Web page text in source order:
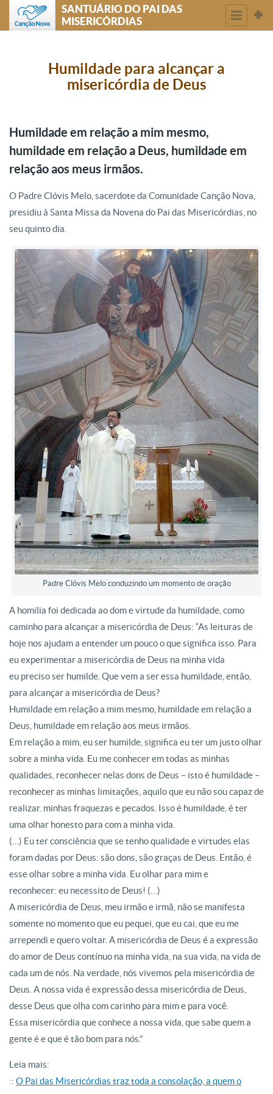
SANTUÁRIO DO PAI DAS
MISERICÓRDIAS
Humildade para alcançar a
misericórdia de Deus
Humildade em relação a mim mesmo,
humildade em relação a Deus, humildade em
relação aos meus irmãos.
O Padre Clóvis Melo, sacerdote da Comunidade Canção Nova,
presidiu à Santa Missa da Novena do Pai das Misericórdias, no
seu quinto dia.
Padre Clóvis Melo conduzindo um momento de oração
A homilia foi dedicada ao dom e virtude da humildade, como
caminho para alcançar a misericórdia de Deus: “As leituras de
hoje nos ajudam a entender um pouco o que significa isso. Para
eu experimentar a misericórdia de Deus na minha vida
eu preciso ser humilde. Que vem a ser essa humildade, então,
para alcançar a misericórdia de Deus?
Humildade em relação a mim mesmo, humildade em relação a
Deus, humildade em relação aos meus irmãos.
Em relação a mim, eu ser humilde, significa eu ter um justo olhar
sobre a minha vida. Eu me conhecer em todas as minhas
qualidades, reconhecer nelas dons de Deus – isto é humildade –
reconhecer as minhas limitações, aquilo que eu não sou capaz de
realizar. minhas fraquezas e pecados. Isso é humildade, é ter
uma olhar honesto para com a minha vida.
(…) Eu ter consciência que se tenho qualidade e virtudes elas
foram dadas por Deus: são dons, são graças de Deus. Então, é
esse olhar sobre a minha vida. Eu olhar para mim e
reconhecer: eu necessito de Deus! (…)
A misericórdia de Deus, meu irmão e irmã, não se manifesta
somente no momento que eu pequei, que eu cai, que eu me
arrependi e quero voltar. A misericórdia de Deus é a expressão
do amor de Deus contínuo na minha vida, na sua vida, na vida de
cada um de nós. Na verdade, nós vivemos pela misericórdia de
Deus. A nossa vida é expressão dessa misericórdia de Deus,
desse Deus que olha com carinho para mim e para você.
Essa misericórdia que conhece a nossa vida, que sabe quem a
gente é e que é tão bom para nós.”
Leia mais:
:: O Pai das Misericórdias traz toda a consolação, a quem o